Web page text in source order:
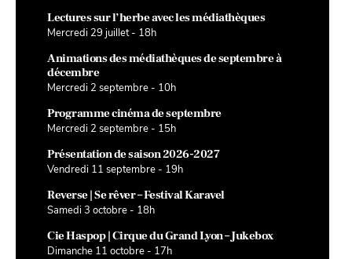
Lectures sur l’herbe avec les médiathèques
Mercredi 29 juillet - 18h
Animations des médiathèques de septembre à
décembre
Mercredi 2 septembre - 10h
Programme cinéma de septembre
Mercredi 2 septembre - 15h
Présentation de saison 2026-2027
Vendredi 11 septembre - 19h
Reverse | Se rêver – Festival Karavel
Samedi 3 octobre - 18h
Cie Haspop | Cirque du Grand Lyon – Jukebox
Dimanche 11 octobre - 17h